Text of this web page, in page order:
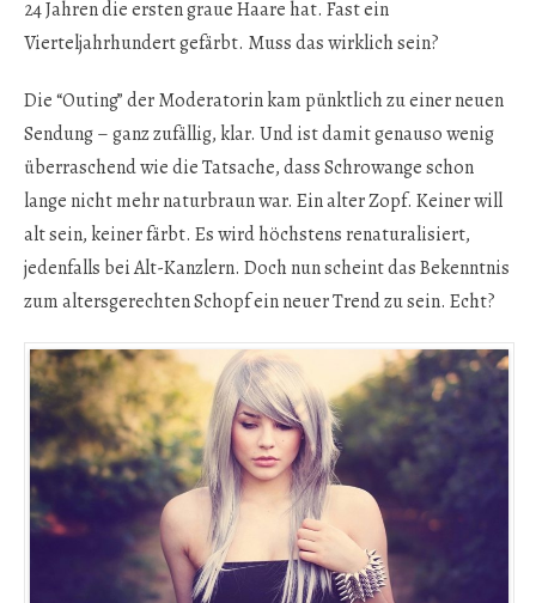
24 Jahren die ersten graue Haare hat. Fast ein
Vierteljahrhundert gefärbt. Muss das wirklich sein?
Die “Outing” der Moderatorin kam pünktlich zu einer neuen
Sendung – ganz zufällig, klar. Und ist damit genauso wenig
überraschend wie die Tatsache, dass Schrowange schon
lange nicht mehr naturbraun war. Ein alter Zopf. Keiner will
alt sein, keiner färbt. Es wird höchstens renaturalisiert,
jedenfalls bei Alt-Kanzlern. Doch nun scheint das Bekenntnis
zum altersgerechten Schopf ein neuer Trend zu sein. Echt?